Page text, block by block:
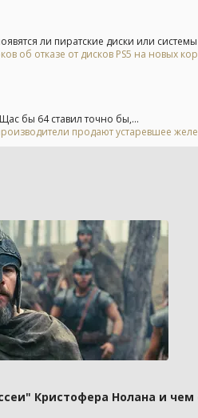
ли пиратские диски или
об отказе от дисков PS5 на новых
бы 64 ставил точно бы,...
продают устаревшее
Кристофера Нолана и чем